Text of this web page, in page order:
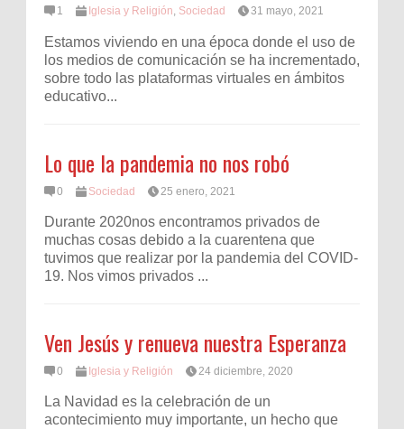
1 Iglesia y Religión, Sociedad 31 mayo, 2021
Estamos viviendo en una época donde el uso de
los medios de comunicación se ha incrementado,
sobre todo las plataformas virtuales en ámbitos
educativo...
Lo que la pandemia no nos robó
0 Sociedad 25 enero, 2021
Durante 2020nos encontramos privados de
muchas cosas debido a la cuarentena que
tuvimos que realizar por la pandemia del COVID-
19. Nos vimos privados ...
Ven Jesús y renueva nuestra Esperanza
0 Iglesia y Religión 24 diciembre, 2020
La Navidad es la celebración de un
acontecimiento muy importante, un hecho que